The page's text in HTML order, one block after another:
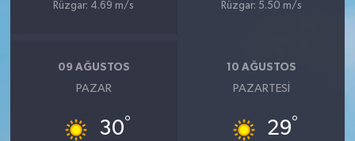
Rüzgar: 4.69 m/s
Rüzgar: 5.50 m/s
09 AĞUSTOS
PAZAR
30°
10 AĞUSTOS
PAZARTESI
29°